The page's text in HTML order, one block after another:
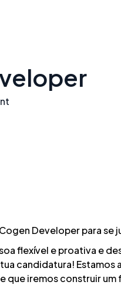
Developer para se
flexível e proativa e
candidatura!
que iremos construir um